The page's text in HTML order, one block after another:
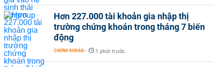
Hơn 227.000 tài khoản gia nhập thị
trường chứng khoán trong tháng 7 biến
động
CHỨNG KHOÁN - 1 phút trước